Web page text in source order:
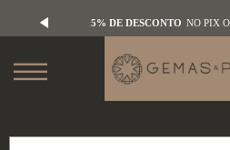
5% DE DESCONTO NO PIX